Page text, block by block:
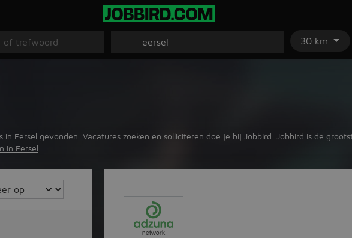
30 km
Eersel gevonden. Vacatures zoeken en solliciteren doe je bij Jobbird. Jobbird is de
in Eersel